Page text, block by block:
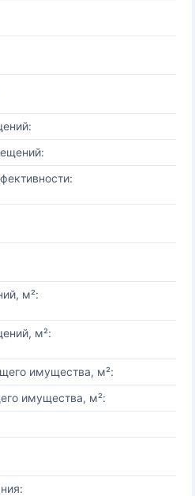
м²:
м²:
имущества, м²:
имущества, м²: